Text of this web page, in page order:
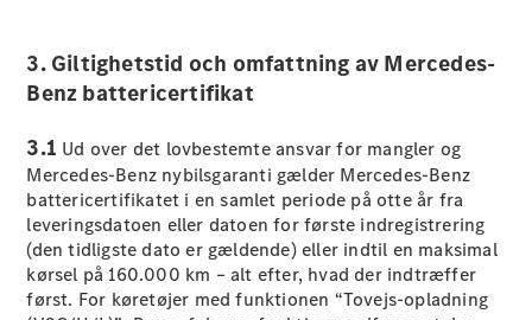
SUV
Alla Suvar
EQA
Elektrisk
EQE
SUV
3. Giltighetstid och omfattning av Mercedes-
Benz battericertifikat
3.1 Ud over det lovbestemte ansvar for mangler og
Mercedes-Benz nybilsgaranti gælder Mercedes-Benz
battericertifikatet i en samlet periode på otte år fra
leveringsdatoen eller datoen for første indregistrering
(den tidligste dato er gældende) eller indtil en maksimal
kørsel på 160.000 km – alt efter, hvad der indtræffer
først. For køretøjer med funktionen “Tovejs-opladning